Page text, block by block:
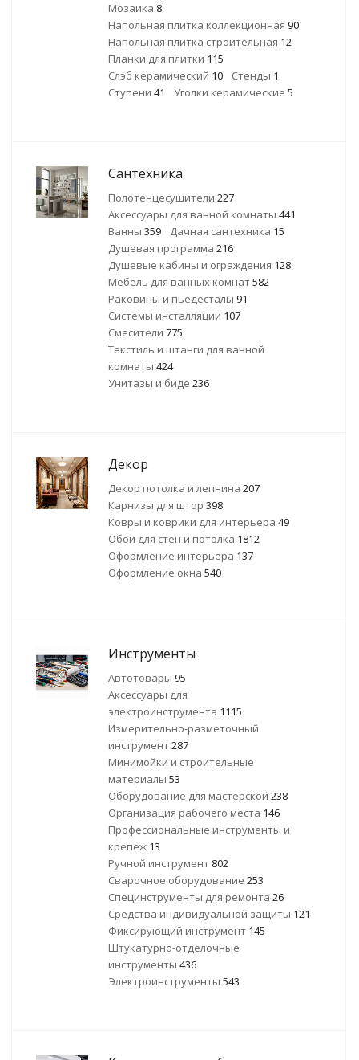
Мозаика 8
Напольная плитка коллекционная 90
Напольная плитка строительная 12
Планки для плитки 115
Слэб керамический 10 Стенды 1
Ступени 41 Уголки керамические 5
Сантехника
Полотенцесушители 227
Аксессуары для ванной комнаты 441
Ванны 359 Дачная сантехника 15
Душевая программа 216
Душевые кабины и ограждения 128
Мебель для ванных комнат582
Раковины и пьедесталы 91
Системы инсталляции 107
Смесители 775
Текстиль и штанги для ванной
комнаты 424
Унитазы и биде 236
Декор
Декор потолка и лепнина 207
Карнизы для штор 398
Ковры и коврики для интерьера 49
Обои для стен и потолка 1812
Оформление интерьера 137
Оформление окна 540
Инструменты
Автотовары 95
Аксессуары для
электроинструмента 1115
Измерительно-разметочный
инструмент287
Минимойки и строительные
материалы 53
Оборудование для мастерской 238
Организация рабочего места 146
Профессиональные инструменты и
крепеж 13
Ручной инструмент 802
Сварочное оборудование 253
Специнструменты для ремонта 26
Средства индивидуальной защиты 121
Фиксирующий инструмент 145
Штукатурно-отделочные
инструменты 436
Электроинструменты 543